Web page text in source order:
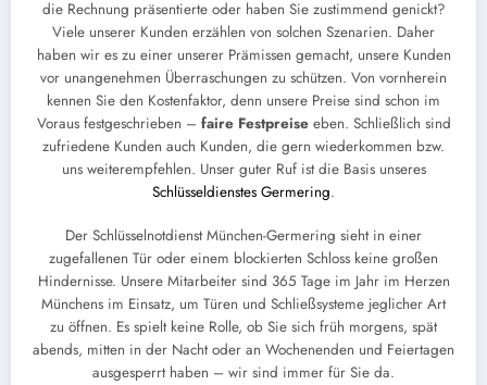
die Rechnung präsentierte oder haben Sie zustimmend genickt?
Viele unserer Kunden erzählen von solchen Szenarien. Daher
haben wir es zu einer unserer Prämissen gemacht, unsere Kunden
vor unangenehmen Überraschungen zu schützen. Von vornherein
kennen Sie den Kostenfaktor, denn unsere Preise sind schon im
Voraus festgeschrieben – faire Festpreiseeben. Schließlich sind
zufriedene Kunden auch Kunden, die gern wiederkommen bzw.
uns weiterempfehlen. Unser guter Ruf ist die Basis unseres
Schlüsseldienstes Germering.
Der Schlüsselnotdienst München-Germering sieht in einer
zugefallenen Tür oder einem blockierten Schloss keine großen
Hindernisse. Unsere Mitarbeiter sind 365 Tage im Jahr im Herzen
Münchens im Einsatz, um Türen und Schließsysteme jeglicher Art
zu öffnen. Es spielt keine Rolle, ob Sie sich früh morgens, spät
abends, mitten in der Nacht oder an Wochenenden und Feiertagen
ausgesperrt haben – wir sind immer für Sie da.